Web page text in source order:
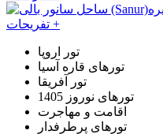
تور اروپا
تورهای قاره آسیا
تور آفریقا
تورهای نوروز 1405
اقامت و مهاجرت
تورهای پرطرفدار